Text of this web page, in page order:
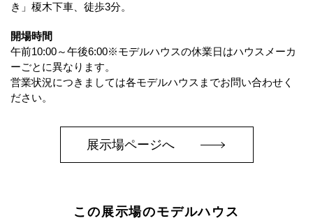
き」榎木下車、徒歩3分。
開場時間
午前10:00～午後6:00※モデルハウスの休業日はハウスメーカ
ーごとに異なります。
営業状況につきましては各モデルハウスまでお問い合わせく
ださい。
展示場ページへ
この展示場のモデルハウス